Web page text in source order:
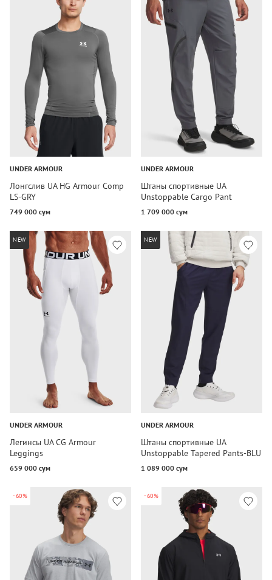
UNDER ARMOUR
Лонгслив UA HG Armour Comp
LS-GRY
749 000 сум
UNDER ARMOUR
Штаны спортивные UA
Unstoppable Cargo Pant
1 709 000 сум
NEW
UNDER ARMOUR
Легинсы UA CG Armour
Leggings
659 000 сум
NEW
UNDER ARMOUR
Штаны спортивные UA
Unstoppable Tapered Pants-BLU
1 089 000 сум
-60% -60%